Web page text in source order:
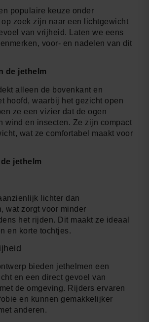
populaire keuze onder
zoek zijn naar een lichtgewicht
van vrijheid. Laten we eens
voor- en nadelen van dit
de jethelm
alleen de bovenkant en
hoofd, waarbij het gezicht open
ze een vizier dat de ogen
wind en insecten. Ze zijn compact
wat ze comfortabel maakt voor
jethelm
lichter dan
wat zorgt voor minder
het rijden. Dit maakt ze ideaal
en korte tochtjes.
bieden jethelmen een
en een direct gevoel van
de omgeving. Rijders ervaren
en kunnen gemakkelijker
anderen.